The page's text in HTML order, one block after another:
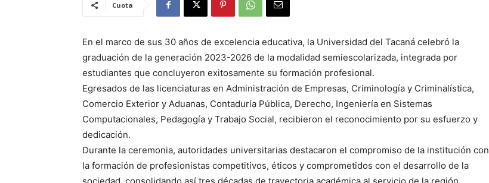
Cuota
En el marco de sus 30 años de excelencia educativa, la Universidad del Tacaná celebró la
graduación de la generación 2023-2026 de la modalidad semiescolarizada, integrada por
estudiantes que concluyeron exitosamente su formación profesional.
Egresados de las licenciaturas en Administración de Empresas, Criminología y Criminalística,
Comercio Exterior y Aduanas, Contaduría Pública, Derecho, Ingeniería en Sistemas
Computacionales, Pedagogía y Trabajo Social, recibieron el reconocimiento por su esfuerzo y
dedicación.
Durante la ceremonia, autoridades universitarias destacaron el compromiso de la institución con
la formación de profesionistas competitivos, éticos y comprometidos con el desarrollo de la